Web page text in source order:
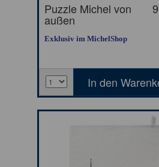
Puzzle Michel von
außen
Exklusiv im MichelShop